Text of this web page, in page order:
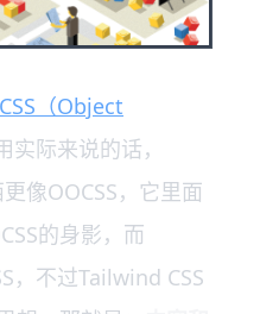
（Object
实际来说的话，
像OOCSS，它里面
的身影，而
，不过Tailwind CSS